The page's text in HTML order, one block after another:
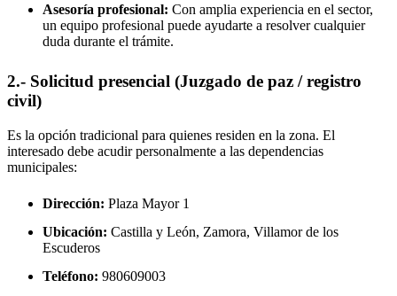
Asesoría profesional: Con amplia experiencia en el sector,
un equipo profesional puede ayudarte a resolver cualquier
duda durante el trámite.
2.- Solicitud presencial (Juzgado de paz / registro
civil)
Es la opción tradicional para quienes residen en la zona. El
interesado debe acudir personalmente a las dependencias
municipales:
Dirección: Plaza Mayor 1
Ubicación: Castilla y León, Zamora, Villamor de los
Escuderos
Teléfono: 980609003